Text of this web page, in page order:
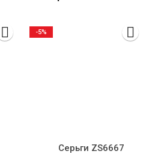
Серьги ZS6667
-5%